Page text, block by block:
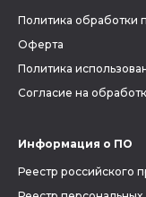
Политика обработки
Оферта
Политика
Согласие на
Информация о ПО
Реестр российского